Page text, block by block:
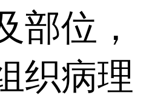
部位，
织病理